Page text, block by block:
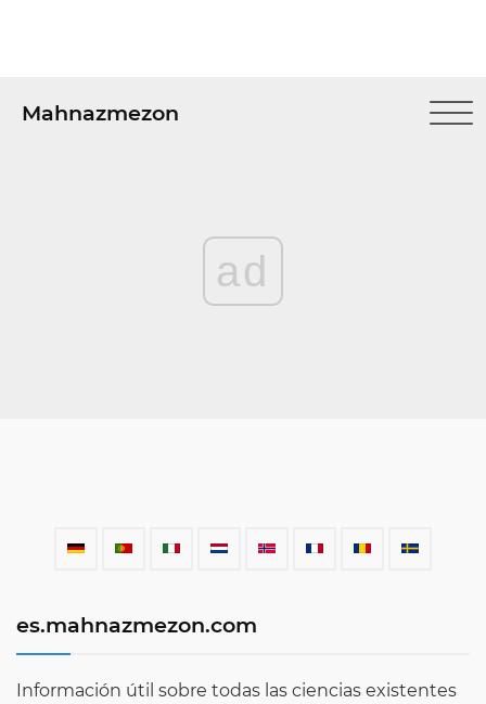
Mahnazmezon
ad
es.mahnazmezon.com
Información útil sobre todas las ciencias existentes